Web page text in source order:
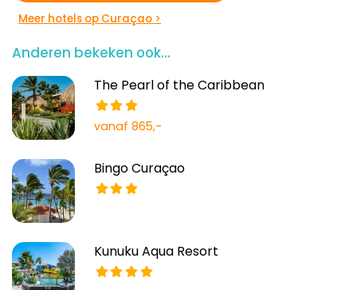
Meer hotels op Curaçao >
Anderen bekeken ook...
The Pearl of the Caribbean
vanaf 865,-
Bingo Curaçao
Kunuku Aqua Resort